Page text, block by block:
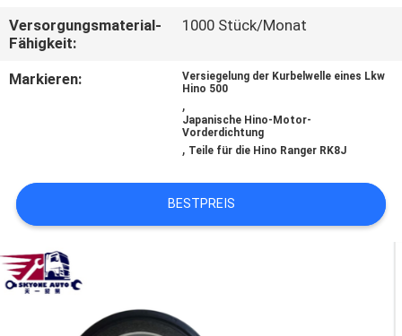
NACHRICHTEN
SITEMAP
PRIVACY
Versorgungsmaterial-
Fähigkeit:
1000 Stück/Monat
Markieren:
Versiegelung der Kurbelwelle eines Lkw
Hino 500
,
Japanische Hino-Motor-
Vorderdichtung
, Teile für die Hino Ranger RK8J
BESTPREIS